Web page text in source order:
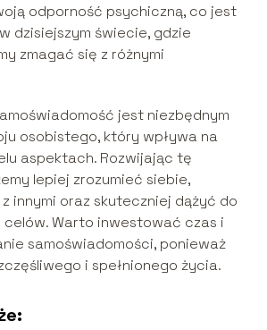
odporność psychiczną, co jest
dzisiejszym świecie, gdzie
zmagać się z różnymi
jest niezbędnym
osobistego, który wpływa na
aspektach. Rozwijając tę
lepiej zrozumieć siebie,
innymi oraz skuteczniej dążyć do
celów. Warto inwestować czas i
samoświadomości, ponieważ
i spełnionego życia.